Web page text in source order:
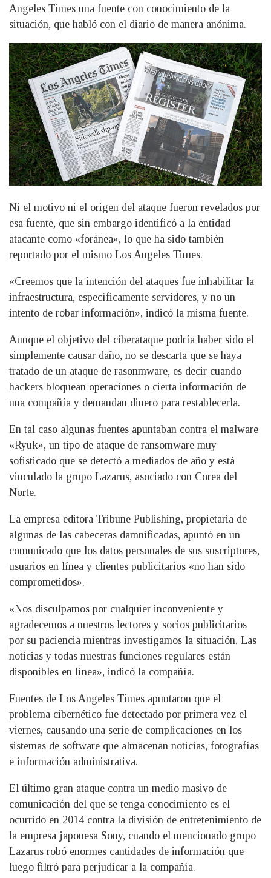
Angeles Times una fuente con conocimiento de la
situación, que habló con el diario de manera anónima.
Ni el motivo ni el origen del ataque fueron revelados por
esa fuente, que sin embargo identificó a la entidad
atacante como «foránea», lo que ha sido también
reportado por el mismo Los Angeles Times.
«Creemos que la intención del ataques fue inhabilitar la
infraestructura, específicamente servidores, y no un
intento de robar información», indicó la misma fuente.
Aunque el objetivo del ciberataque podría haber sido el
simplemente causar daño, no se descarta que se haya
tratado de un ataque de rasonmware, es decir cuando
hackers bloquean operaciones o cierta información de
una compañía y demandan dinero para restablecerla.
En tal caso algunas fuentes apuntaban contra el malware
«Ryuk», un tipo de ataque de ransomware muy
sofisticado que se detectó a mediados de año y está
vinculado la grupo Lazarus, asociado con Corea del
Norte.
La empresa editora Tribune Publishing, propietaria de
algunas de las cabeceras damnificadas, apuntó en un
comunicado que los datos personales de sus suscriptores,
usuarios en línea y clientes publicitarios «no han sido
comprometidos».
«Nos disculpamos por cualquier inconveniente y
agradecemos a nuestros lectores y socios publicitarios
por su paciencia mientras investigamos la situación. Las
noticias y todas nuestras funciones regulares están
disponibles en línea», indicó la compañía.
Fuentes de Los Angeles Times apuntaron que el
problema cibernético fue detectado por primera vez el
viernes, causando una serie de complicaciones en los
sistemas de software que almacenan noticias, fotografías
e información administrativa.
El último gran ataque contra un medio masivo de
comunicación del que se tenga conocimiento es el
ocurrido en 2014 contra la división de entretenimiento de
la empresa japonesa Sony, cuando el mencionado grupo
Lazarus robó enormes cantidades de información que
luego filtró para perjudicar a la compañía.